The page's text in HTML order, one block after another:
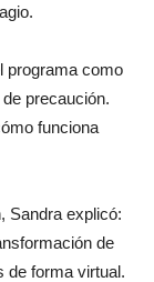
programa como
precaución.
funciona
Sandra explicó:
de
de forma virtual.